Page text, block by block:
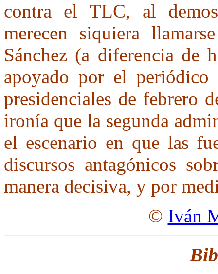
contra el TLC, al
merecen siquiera
Sánchez (a diferencia de
apoyado por el periódico
presidenciales de febrero
ironía que la segunda
el escenario en que las
discursos antagónicos
manera decisiva, y por
© Iván